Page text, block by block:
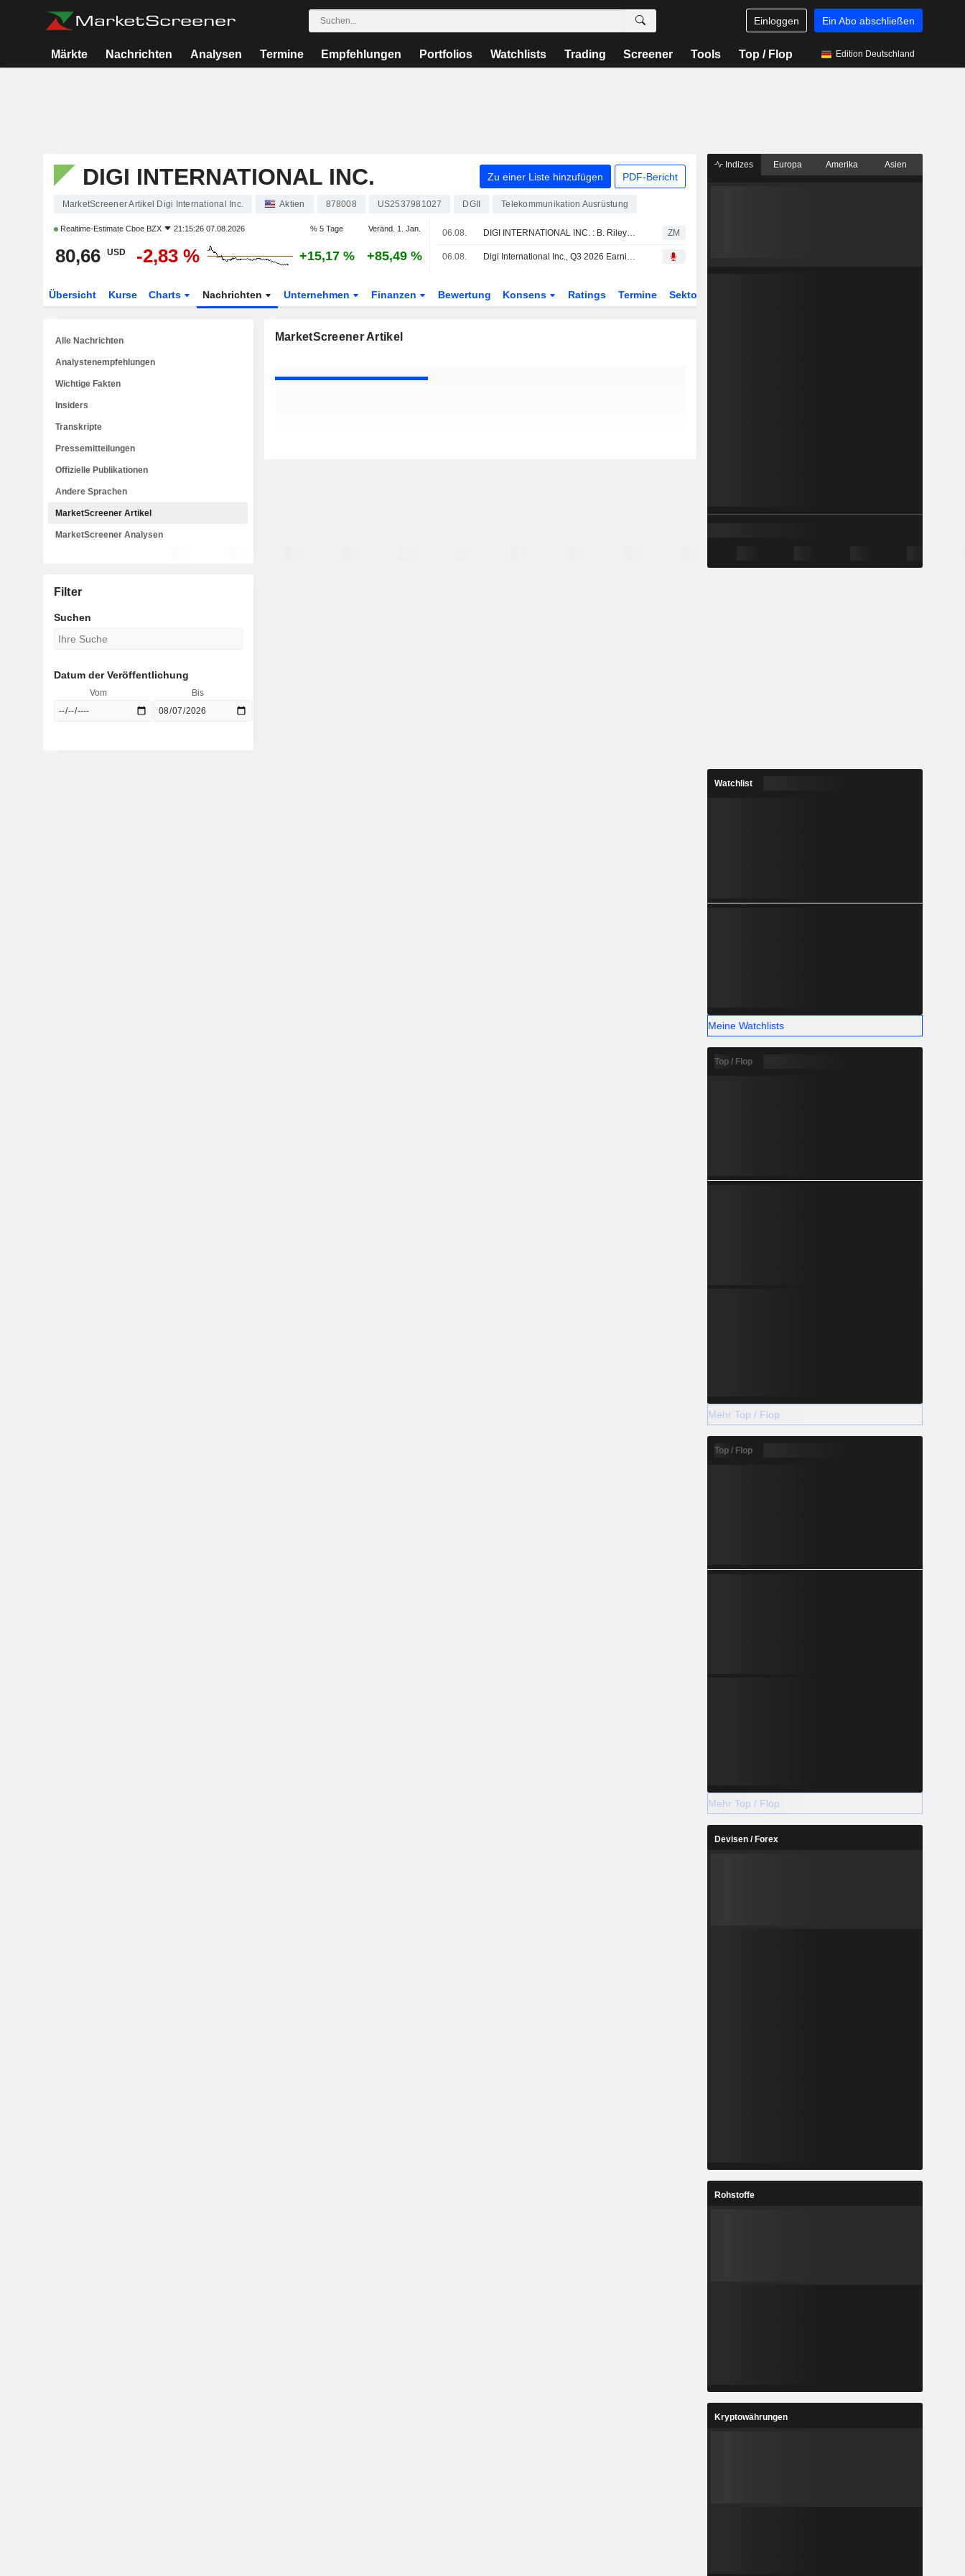
Einloggen Ein Abo abschließen
Märkte Nachrichten Analysen Termine Empfehlungen Portfolios Watchlists Trading Screener Tools Top / Flop Edition Deutschland
DIGI INTERNATIONAL INC. Zu einer Liste hinzufügen PDF-Bericht
MarketScreener Artikel Digi International Inc. Aktien 878008 US2537981027 DGII Telekommunikation Ausrüstung
Realtime-Estimate Cboe BZX 21:15:26 07.08.2026 % 5 Tage Veränd. 1. Jan.
80,66 USD -2,83 % +15,17 % +85,49 %
06.08. DIGI INTERNATIONAL INC. : B. Riley bekräftigt seine Kaufempfehlung ZM
06.08. Digi International Inc., Q3 2026 Earnings Call, Aug 05, 2026
Übersicht Kurse Charts Nachrichten Unternehmen Finanzen Bewertung Konsens Ratings Termine Sektor
MarketScreener Artikel
Alle Nachrichten
Analystenempfehlungen
Wichtige Fakten
Insiders
Transkripte
Pressemitteilungen
Offizielle Publikationen
Andere Sprachen
MarketScreener Artikel
MarketScreener Analysen
Filter
Suchen
Datum der Veröffentlichung
Vom Bis
Indizes Europa Amerika Asien
Watchlist
Meine Watchlists
Top / Flop
Mehr Top / Flop
Top / Flop
Mehr Top / Flop
Devisen / Forex
Rohstoffe
Kryptowährungen